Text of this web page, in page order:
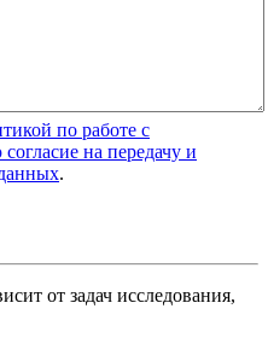
по работе с
согласие на передачу и
.
от задач исследования,